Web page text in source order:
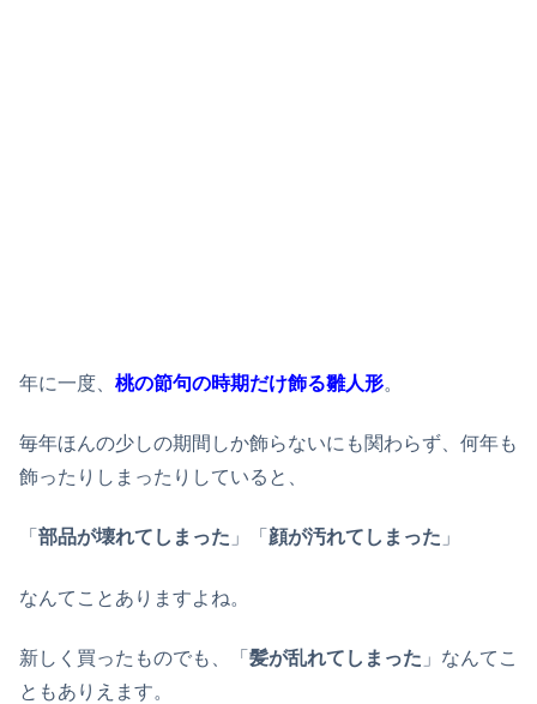
年に一度、 桃の節句の時期だけ飾る雛人形。
毎年ほんの少しの期間しか飾らないにも関わらず、何年も
飾ったりしまったりしていると、
「 部品が壊れてしまった 」「 顔が汚れてしまった 」
なんてことありますよね。
新しく買ったものでも、「 髪が乱れてしまった 」なんてこ
ともありえます。